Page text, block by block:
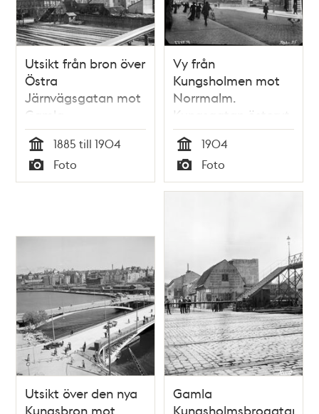
Utsikt från bron över
Östra
Järnvägsgatan mot
Gamla
Kungsholmsbrogatan
i sydväst. Husen
revs 1904. Dåv. kv.
Karpen och Braxen,
och nuv. kv.
Tid
1885 till 1904
Typ
Foto
Vy från
Kungsholmen mot
Norrmalm.
Kungsgatan österut
mot Kungsbroplan
och Kungsbron. T.v.
Kungsgatan 80, t.h.
Kungsgatan 69. I
Tid
1904
Typ
Foto
Utsikt över den nya
Kungsbron mot
Gamla
Kungsholmsbrogatan